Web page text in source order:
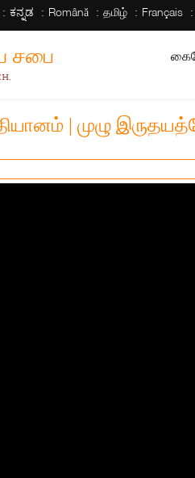
ಕನ್ನಡ Română தமிழ் Français
சபை
தியானம் | முழு